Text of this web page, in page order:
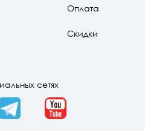
Оплата
Скидки
сетях
Telegram YouTube